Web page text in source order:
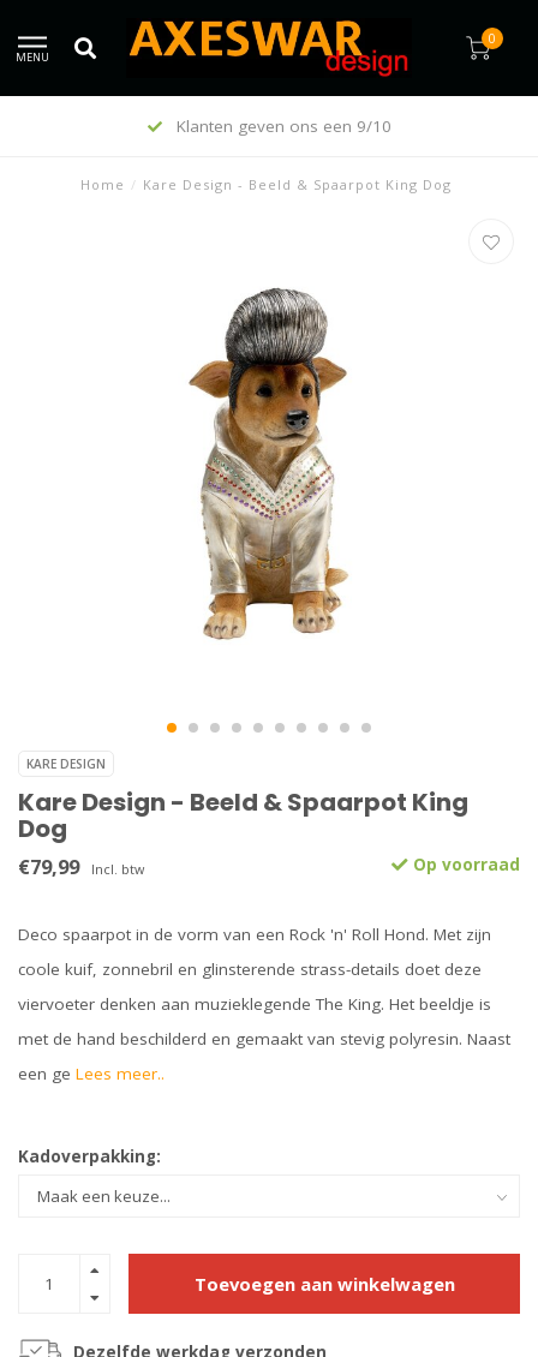
MENU
0
Klanten geven ons een 9/10
Home / Kare Design - Beeld & Spaarpot King Dog
KARE DESIGN
Kare Design - Beeld & Spaarpot King
Dog
€79,99 Incl. btw Op voorraad
Deco spaarpot in de vorm van een Rock 'n' Roll Hond. Met zijn
coole kuif, zonnebril en glinsterende strass-details doet deze
viervoeter denken aan muzieklegende The King. Het beeldje is
met de hand beschilderd en gemaakt van stevig polyresin. Naast
een ge Lees meer..
Kadoverpakking:
Toevoegen aan winkelwagen
Dezelfde werkdag verzonden